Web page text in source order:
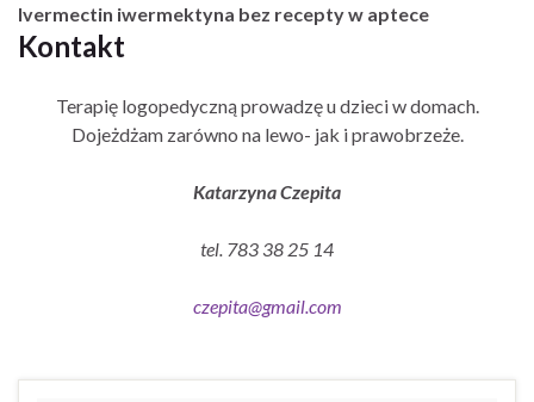
Ivermectin iwermektyna bez recepty w aptece
Kontakt
Terapię logopedyczną prowadzę u dzieci w domach.
Dojeżdżam zarówno na lewo- jak i prawobrzeże.
Katarzyna Czepita
tel. 783 38 25 14
czepita@gmail.com